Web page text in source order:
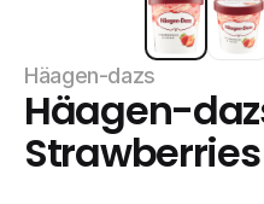
Häagen-dazs
Häagen-